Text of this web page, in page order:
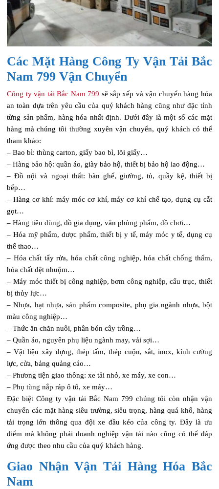
Các Mặt Hàng Công Ty Vận Tải Bắc
Nam 799 Vận Chuyển
Công ty vận tải Bắc Nam 799 sẽ sắp xếp và vận chuyển hàng hóa
an toàn dựa trên yêu cầu của quý khách hàng cũng như đặc tính
từng sản phẩm, hàng hóa nhất định. Dưới đây là một số các mặt
hàng mà chúng tôi thường xuyên vận chuyển, quý khách có thể
tham khảo:
– Bao bì: thùng carton, giấy bao bì, lõi giấy…
– Hàng bảo hộ: quần áo, giày bảo hộ, thiết bị bảo hộ lao động…
– Đồ nội và ngoại thất: bàn ghế, giường, tủ, quầy kệ, thiết bị
bếp…
– Hàng cơ khí: máy móc cơ khí, máy cơ khí chế tạo, dụng cụ cắt
gọt…
– Hàng tiêu dùng, đồ gia dụng, văn phòng phẩm, đồ chơi…
– Hóa mỹ phẩm, dược phẩm, thiết bị y tế, máy móc y tế, dụng cụ
thể thao…
– Hóa chất tẩy rửa, hóa chất công nghiệp, hóa chất chống thấm,
hóa chất dệt nhuộm…
– Máy móc thiết bị công nghiệp, bơm công nghiệp, cẩu trục, thiết
bị thủy lực…
– Nhựa, hạt nhựa, sản phẩm composite, phụ gia ngành nhựa, bột
màu công nghiệp…
– Thức ăn chăn nuôi, phân bón cây trồng…
– Quần áo, nguyên phụ liệu ngành may, vải sợi…
– Vật liệu xây dựng, thép tấm, thép cuộn, sắt, inox, kính cường
lực, cửa, bảng quảng cáo…
– Phương tiện giao thông: xe tải nhỏ, xe máy, xe con…
– Phụ tùng nắp ráp ô tô, xe máy…
Đặc biệt Công ty vận tải Bắc Nam 799 chúng tôi còn nhận vận
chuyển các mặt hàng siêu trường, siêu trọng, hàng quá khổ, hàng
tải trọng lớn thông qua đội xe đầu kéo của công ty. Đây là ưu
điểm mà không phải doanh nghiệp vận tải nào cũng có thể đáp
ứng được theo nhu cầu của quý khách hàng.
Giao Nhận Vận Tải Hàng Hóa Bắc
Nam